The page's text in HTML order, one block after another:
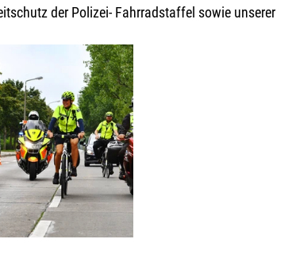
der Polizei- Fahrradstaffel sowie unserer